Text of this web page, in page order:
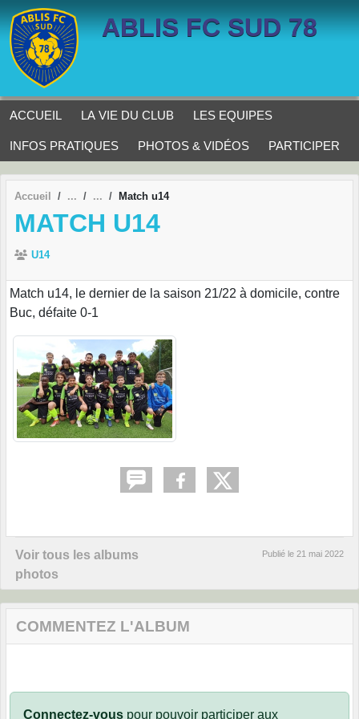
ABLIS FC SUD 78
ACCUEIL LA VIE DU CLUB LES EQUIPES
INFOS PRATIQUES PHOTOS & VIDÉOS PARTICIPER
Accueil Match u14
MATCH U14
U14
Match u14, le dernier de la saison 21/22 à domicile, contre
Buc, défaite 0-1
Voir tous les albums
photos
Publié le 21 mai 2022
COMMENTEZ L'ALBUM
Connectez-vous pour pouvoir participer aux
Panneau de gestion des cookies